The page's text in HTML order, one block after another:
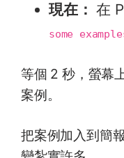
現在： 在
some
等個 2 秒，螢幕
案例。
把案例加入到簡